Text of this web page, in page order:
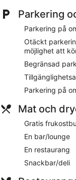
Börja dagen med
mellan 07.30 och
restaurang, där
vistelse. Du kan
från rumsservice.
Rum
En 32-tumss
hålla sig
hårtorkar och
duntäcken.
På boendet
Gäster på Grand
allmänna
Parkering
Parkering på
Otäckt
möjlighet att
Begränsad
Parkering på
Mat och
Gratis
En bar/lounge
En restaurang
Snackbar/deli